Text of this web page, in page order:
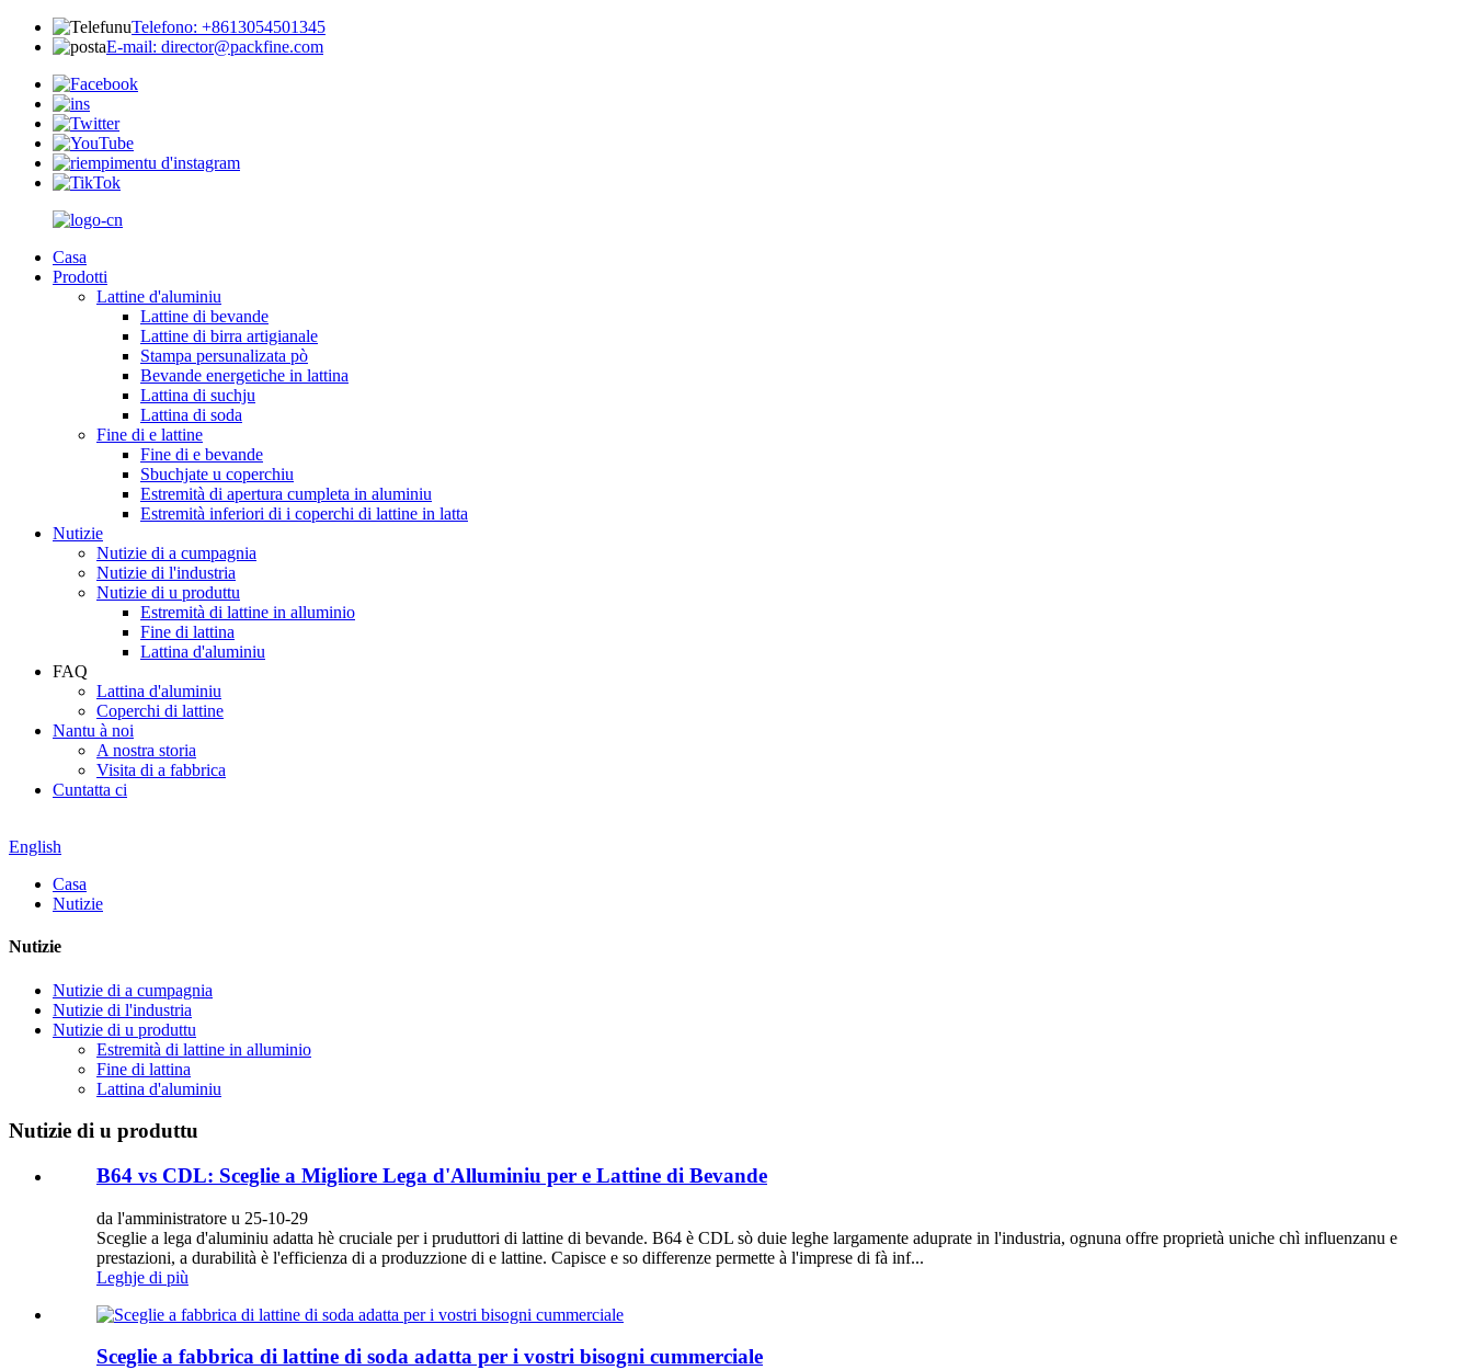
Telefono: +8613054501345
E-mail: director@packfine.com
Casa
Prodotti
Lattine d'aluminiu
Lattine di bevande
Lattine di birra artigianale
Stampa persunalizata pò
Bevande energetiche in lattina
Lattina di suchju
Lattina di soda
Fine di e lattine
Fine di e bevande
Sbuchjate u coperchiu
Estremità di apertura cumpleta in aluminiu
Estremità inferiori di i coperchi di lattine in latta
Nutizie
Nutizie di a cumpagnia
Nutizie di l'industria
Nutizie di u produttu
Estremità di lattine in alluminio
Fine di lattina
Lattina d'aluminiu
FAQ
Lattina d'aluminiu
Coperchi di lattine
Nantu à noi
A nostra storia
Visita di a fabbrica
Cuntatta ci
English
Casa
Nutizie
Nutizie
Nutizie di a cumpagnia
Nutizie di l'industria
Nutizie di u produttu
Estremità di lattine in alluminio
Fine di lattina
Lattina d'aluminiu
Nutizie di u produttu
B64 vs CDL: Sceglie a Migliore Lega d'Alluminiu per e Lattine di Bevande
da l'amministratore u 25-10-29
Sceglie a lega d'aluminiu adatta hè cruciale per i pruduttori di lattine di bevande. B64 è CDL sò duie leghe largamente aduprate in l'industria, ognuna offre proprietà uniche chì influenzanu e
prestazioni, a durabilità è l'efficienza di a produzzione di e lattine. Capisce e so differenze permette à l'imprese di fà inf...
Leghje di più
Sceglie a fabbrica di lattine di soda adatta per i vostri bisogni cummerciale